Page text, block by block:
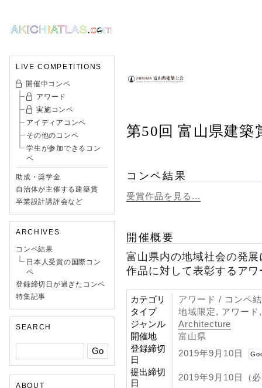
LIVE COMPETITIONS
開催中コンペ
アワード
実施コンペ
アイディアコンペ
その他のコンペ
学生が参加できるコン
ペ
助成・奨学金
自治体が主催する建築賞
卒業設計講評会など
ARCHIVES
コンペ結果
日本人受賞の国際コン
ペ
登録締切日が過ぎたコンペ
特集記事
SEARCH
ABOUT
第50回 富山県建築
コンペ結果
受賞作品を見る...
開催概要
富山県内の地域社会の発
作品に対して表彰するアワ
カテゴリ
アワード / コンペ
タイプ
地域限定, アワード
ジャンル
Architecture
開催地
富山県
登録締切
日
2019年9月10日
提出締切
日
2019年9月10日（